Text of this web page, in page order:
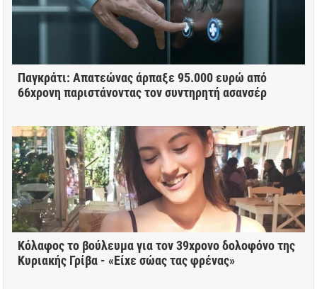
Παγκράτι: Απατεώνας άρπαξε 95.000 ευρώ από
66χρονη παριστάνοντας τον συντηρητή ασανσέρ
Κόλαφος το βούλευμα για τον 39χρονο δολοφόνο της
Κυριακής Γρίβα - «Είχε σώας τας φρένας»